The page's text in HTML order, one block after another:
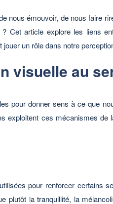
nous émouvoir, de nous faire
Cet article explore les liens
un rôle dans notre
visuelle au
pour donner sens à ce que
ces mécanismes
pour renforcer certains
la tranquillité, la